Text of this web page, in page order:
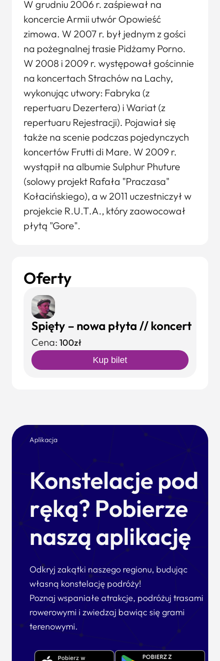
W grudniu 2006 r. zaśpiewał na
koncercie Armii utwór Opowieść
zimowa. W 2007 r. był jednym z gości
na pożegnalnej trasie Pidżamy Porno.
W 2008 i 2009 r. występował gościnnie
na koncertach Strachów na Lachy,
wykonując utwory: Fabryka (z
repertuaru Dezertera) i Wariat (z
repertuaru Rejestracji). Pojawiał się
także na scenie podczas pojedynczych
koncertów Frutti di Mare. W 2009 r.
wystąpił na albumie Sulphur Phuture
(solowy projekt Rafała "Praczasa"
Kołacińskiego), a w 2011 uczestniczył w
projekcie R.U.T.A., który zaowocował
płytą "Gore".
Oferty
Spięty – nowa płyta // koncert
Cena: 100zł
Kup bilet
Aplikacja
Konstelacje pod
ręką? Pobierze
naszą aplikację
Odkryj zakątki naszego regionu, budując
własną konstelację podróży!
Poznaj wspaniałe atrakcje, podróżuj trasami
rowerowymi i zwiedzaj bawiąc się grami
terenowymi.